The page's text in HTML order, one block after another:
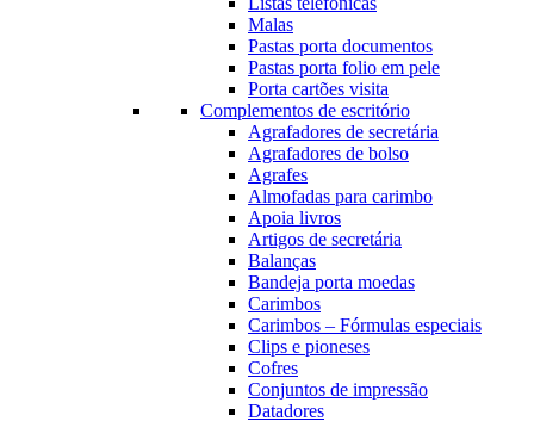
Malas
Pastas porta documentos
Pastas porta folio em pele
Porta cartões visita
Complementos de escritório
Agrafadores de secretária
Agrafadores de bolso
Agrafes
Almofadas para carimbo
Apoia livros
Artigos de secretária
Balanças
Bandeja porta moedas
Carimbos
Carimbos – Fórmulas especiais
Clips e pioneses
Cofres
Conjuntos de impressão
Datadores